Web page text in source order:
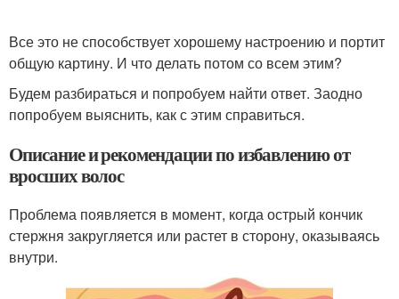
Все это не способствует хорошему настроению и портит
общую картину. И что делать потом со всем этим?
Будем разбираться и попробуем найти ответ. Заодно
попробуем выяснить, как с этим справиться.
Описание и рекомендации по избавлению от
вросших волос
Проблема появляется в момент, когда острый кончик
стержня закругляется или растет в сторону, оказываясь
внутри.